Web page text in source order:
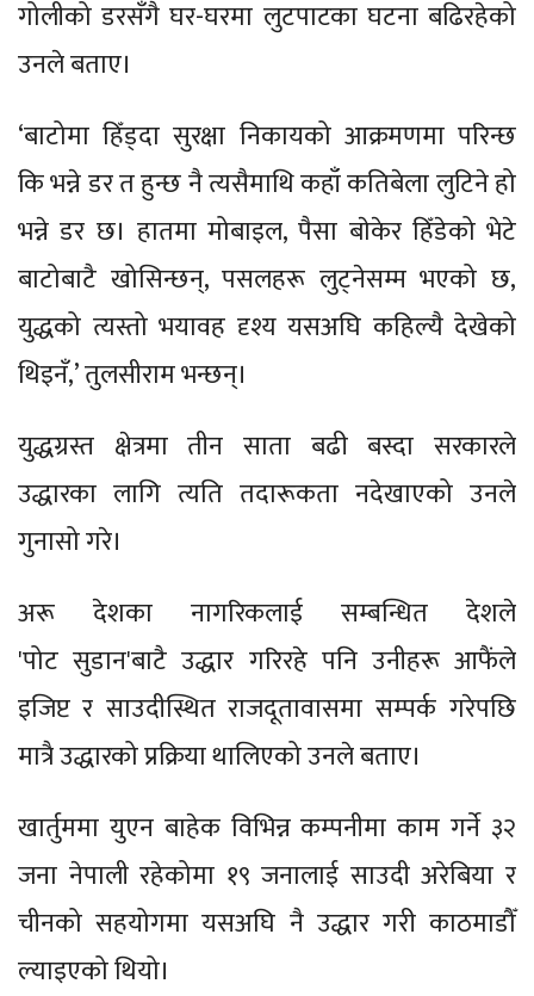
गोलीको डरसँगै घर-घरमा लुटपाटका घटना बढिरहेको
उनले बताए।
‘बाटोमा हिँड्दा सुरक्षा निकायको आक्रमणमा परिन्छ
कि भन्ने डर त हुन्छ नै त्यसैमाथि कहाँ कतिबेला लुटिने हो
भन्ने डर छ। हातमा मोबाइल, पैसा बाेकेर हिँडेको भेटे
बाटोबाटै खोसिन्छन्, पसलहरू लुट्नेसम्म भएको छ,
युद्धको त्यस्तो भयावह दृश्य यसअघि कहिल्यै देखेको
थिइनँ,’ तुलसीराम भन्छन्।
युद्धग्रस्त क्षेत्रमा तीन साता बढी बस्दा सरकारले
उद्धारका लागि त्यति तदारूकता नदेखाएको उनले
गुनासो गरे।
अरू देशका नागरिकलाई सम्बन्धित देशले
'पोट सुडान'बाटै उद्धार गरिरहे पनि उनीहरू आफैंले
इजिप्ट र साउदीस्थित राजदूतावासमा सम्पर्क गरेपछि
मात्रै उद्धारको प्रक्रिया थालिएको उनले बताए।
खार्तुममा युएन बाहेक विभिन्न कम्पनीमा काम गर्ने ३२
जना नेपाली रहेकोमा १९ जनालाई साउदी अरेबिया र
चीनको सहयोगमा यसअघि नै उद्धार गरी काठमाडौँ
ल्याइएको थियो।